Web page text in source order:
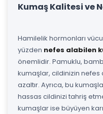
Kumaş Kalitesi ve
Hamilelik hormonları
yüzden nefes alabilen
önemlidir. Pamuklu,
kumaşlar, cildinizin nefes
azaltır. Ayrıca, bu
hassas cildinizi tahriş
kumaşlar ise büyüyen